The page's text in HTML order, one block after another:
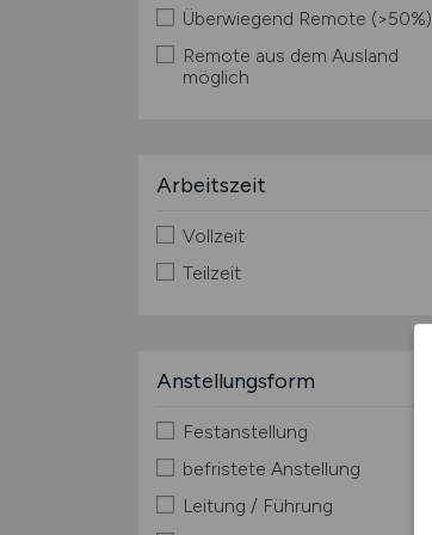
Überwiegend Remote (>50%)
Remote aus dem Ausland
möglich
Arbeitszeit
Vollzeit
Teilzeit
Anstellungsform
Festanstellung
befristete Anstellung
Leitung / Führung